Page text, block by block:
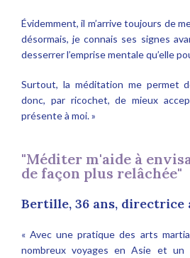
Évidemment, il m’arrive toujours de
désormais, je connais ses signes
desserrer l’emprise mentale qu’elle
Surtout, la méditation me permet
donc, par ricochet, de mieux
présente à moi. »
"Méditer m'aide à
de façon plus relâchée"
Bertille, 36 ans, directrice
« Avec une pratique des arts
nombreux voyages en Asie et un